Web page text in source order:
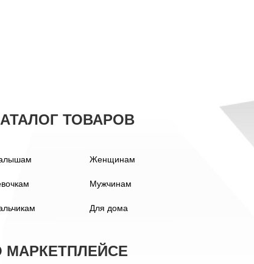
ТОВАРОВ
Женщинам
Мужчинам
Для дома
МАРКЕТПЛЕЙСЕ